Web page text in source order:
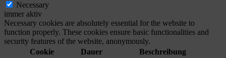
Necessary
immer aktiv
Necessary cookies are absolutely essential for the website to
function properly. These cookies ensure basic functionalities and
security features of the website, anonymously.
Cookie
Dauer Beschreibung